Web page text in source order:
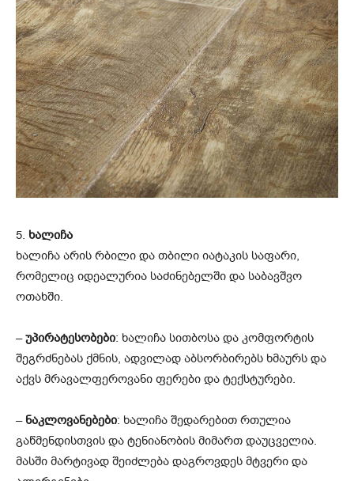
5. ხალიჩა
ხალიჩა არის რბილი და თბილი იატაკის საფარი,
რომელიც იდეალურია საძინებელში და საბავშვო
ოთახში.
–უპირატესობები: ხალიჩა სითბოსა და კომფორტის
შეგრძნებას ქმნის, ადვილად აბსორბირებს ხმაურს და
აქვს მრავალფეროვანი ფერები და ტექსტურები.
– ნაკლოვანებები: ხალიჩა შედარებით რთულია
გაწმენდისთვის და ტენიანობის მიმართ დაუცველია.
მასში მარტივად შეიძლება დაგროვდეს მტვერი და